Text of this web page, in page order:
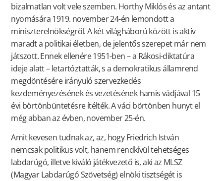
bizalmatlan volt vele szemben. Horthy Miklós és az antant
nyomására 1919. november 24-én lemondott a
miniszterelnökségről. A két világháború között is aktív
maradt a politikai életben, de jelentős szerepet már nem
játszott. Ennek ellenére 1951-ben – a Rákosi-diktatúra
ideje alatt – letartóztatták, s a demokratikus államrend
megdöntésére irányuló szervezkedés
kezdeményezésének és vezetésének hamis vádjával 15
évi börtönbüntetésre ítélték. A váci börtönben hunyt el
még abban az évben, november 25-én.
Amit kevesen tudnak az, az, hogy Friedrich István
nemcsak politikus volt, hanem rendkívül tehetséges
labdarúgó, illetve kiváló játékvezető is, aki az MLSZ
(Magyar Labdarúgó Szövetség) elnöki tisztségét is